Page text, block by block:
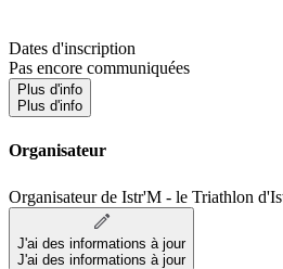
Dates d'inscription
Pas encore communiquées
Plus d'info
Plus d'info
Organisateur
Organisateur de Istr'M - le Triathlon
J'ai des informations à jour
J'ai des informations à jour